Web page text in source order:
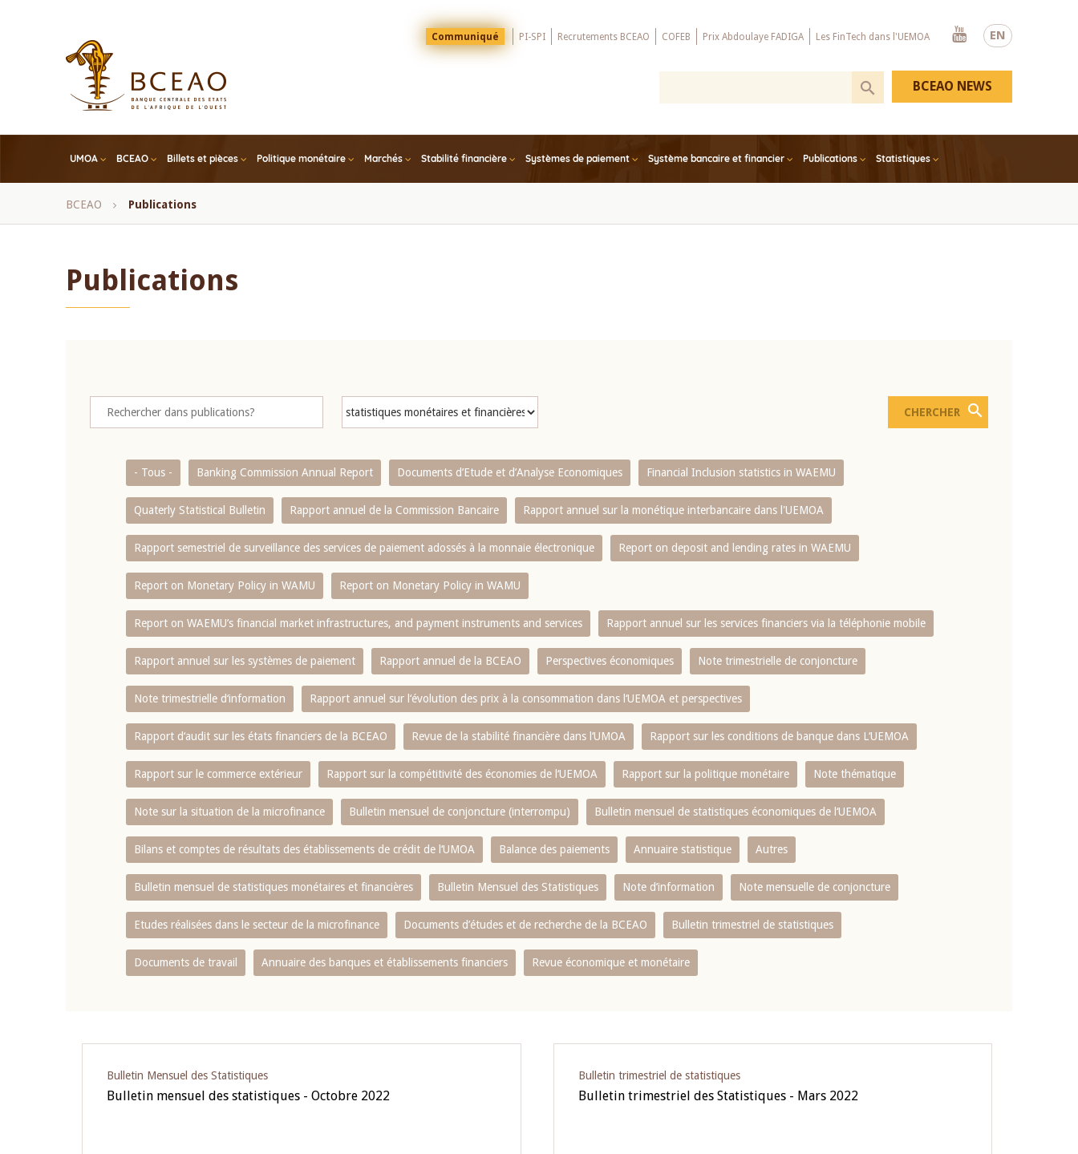
EN
Menu
Top
Communiqué PI-SPI Recrutements BCEAO COFEB Prix Abdoulaye FADIGA Les FinTech dans l'UEMOA
Youtube
UMOA BCEAO Billets et pièces Politique monétaire Marchés Stabilité financière Systèmes de paiement Système bancaire et financier Publications Statistiques
BCEAO NEWS
Fil
BCEAO Publications
Publications
- Tous - Banking Commission Annual Report Documents d’Etude et d’Analyse Economiques Financial Inclusion statistics in WAEMU
Quaterly Statistical Bulletin Rapport annuel de la Commission Bancaire Rapport annuel sur la monétique interbancaire dans l'UEMOA
Rapport semestriel de surveillance des services de paiement adossés à la monnaie électronique Report on deposit and lending rates in WAEMU
Report on Monetary Policy in WAMU Report on Monetary Policy in WAMU
Report on WAEMU’s financial market infrastructures, and payment instruments and services Rapport annuel sur les services financiers via la téléphonie mobile
Rapport annuel sur les systèmes de paiement Rapport annuel de la BCEAO Perspectives économiques Note trimestrielle de conjoncture
Note trimestrielle d‘information Rapport annuel sur l‘évolution des prix à la consommation dans l‘UEMOA et perspectives
Rapport d‘audit sur les états financiers de la BCEAO Revue de la stabilité financière dans l‘UMOA Rapport sur les conditions de banque dans L‘UEMOA
Rapport sur le commerce extérieur Rapport sur la compétitivité des économies de l‘UEMOA Rapport sur la politique monétaire Note thématique
Note sur la situation de la microfinance Bulletin mensuel de conjoncture (interrompu) Bulletin mensuel de statistiques économiques de l‘UEMOA
Bilans et comptes de résultats des établissements de crédit de l‘UMOA Balance des paiements Annuaire statistique Autres
Bulletin mensuel de statistiques monétaires et financières Bulletin Mensuel des Statistiques Note d’information Note mensuelle de conjoncture
Etudes réalisées dans le secteur de la microfinance Documents d’études et de recherche de la BCEAO Bulletin trimestriel de statistiques
Documents de travail Annuaire des banques et établissements financiers Revue économique et monétaire
Bulletin Mensuel des Statistiques
Bulletin mensuel des statistiques - Octobre 2022
Bulletin trimestriel de statistiques
Bulletin trimestriel des Statistiques - Mars 2022